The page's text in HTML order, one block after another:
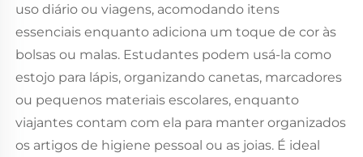
uso diário ou viagens, acomodando itens
essenciais enquanto adiciona um toque de cor às
bolsas ou malas. Estudantes podem usá-la como
estojo para lápis, organizando canetas, marcadores
ou pequenos materiais escolares, enquanto
viajantes contam com ela para manter organizados
os artigos de higiene pessoal ou as joias. É ideal